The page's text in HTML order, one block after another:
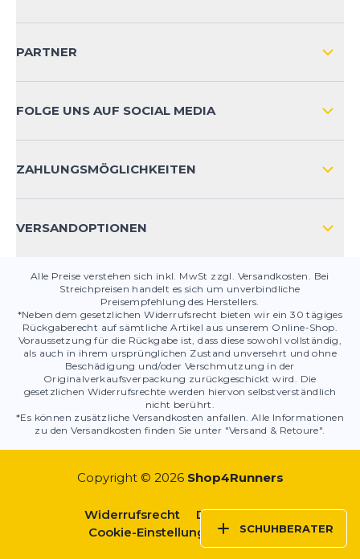
KONTAKT
PRODUKTSICHERHEIT
PARTNER
FOLGE UNS AUF SOCIAL MEDIA
ZAHLUNGSMÖGLICHKEITEN
VERSANDOPTIONEN
Alle Preise verstehen sich inkl. MwSt zzgl. Versandkosten. Bei
Streichpreisen handelt es sich um unverbindliche
Preisempfehlung des Herstellers.
*Neben dem gesetzlichen Widerrufsrecht bieten wir ein 30 tägiges
Rückgaberecht auf sämtliche Artikel aus unserem Online-Shop.
Voraussetzung für die Rückgabe ist, dass diese sowohl vollständig,
als auch in ihrem ursprünglichen Zustand unversehrt und ohne
Beschädigung und/oder Verschmutzung in der
Originalverkaufsverpackung zurückgeschickt wird. Die
gesetzlichen Widerrufsrechte werden hiervon selbstverständlich
nicht berührt.
*Es können zusätzliche Versandkosten anfallen. Alle Informationen
zu den Versandkosten finden Sie unter "Versand & Retoure".
Copyright © 2026 Shop4Runners
Widerrufsrecht
Datenschutz
Cookie-Einstellungen
AGBs
SCHUHBERATER